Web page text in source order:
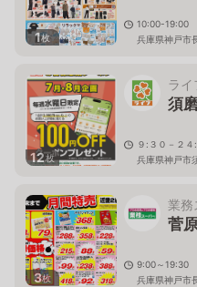
1枚
10:00-19:00
兵庫県神戸市
12枚
ライ
須
９:３０－２４
兵庫県神戸市
3枚
業務
菅
9:00～19:30
兵庫県神戸市